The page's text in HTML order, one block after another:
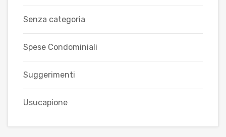
Senza categoria
Spese Condominiali
Suggerimenti
Usucapione